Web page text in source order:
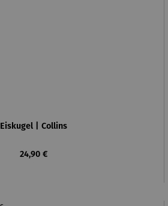
Eiskugel | Collins
Regulärer Preis:
24,90 €